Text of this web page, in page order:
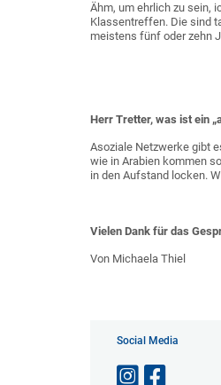
Ähm, um ehrlich zu sein,
Klassentreffen. Die sind
meistens fünf oder zehn
Herr Tretter, was ist ein
Asoziale Netzwerke gibt
wie in Arabien kommen
in den Aufstand locken.
Vielen Dank für das
Von Michaela Thiel
Social Media